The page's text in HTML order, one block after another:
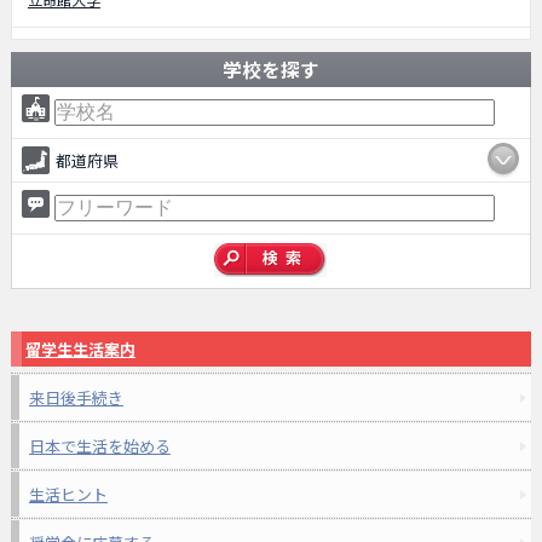
学校を探す
都道府県
留学生生活案内
来日後手続き
日本で生活を始める
生活ヒント